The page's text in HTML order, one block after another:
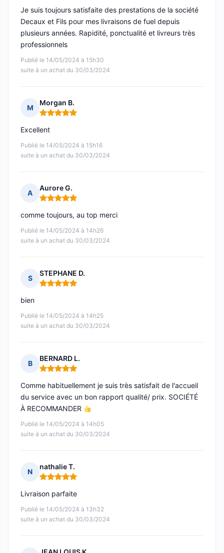
Publié le 14/05/2024 à 15h30
suite à un achat du 30/03/2024
Je suis toujours satisfaite des prestations de la société
Decaux et Fils pour mes livraisons de fuel depuis
plusieurs années. Rapidité, ponctualité et livreurs très
professionnels
M
Morgan B.
Note : 5 sur 5
Publié le 14/05/2024 à 15h16
suite à un achat du 30/03/2024
Excellent
A
Aurore G.
Note : 5 sur 5
Publié le 14/05/2024 à 14h26
suite à un achat du 30/03/2024
comme toujours, au top merci
S
STEPHANE D.
Note : 5 sur 5
Publié le 14/05/2024 à 14h25
suite à un achat du 30/03/2024
bien
B
BERNARD L.
Note : 5 sur 5
Publié le 14/05/2024 à 14h05
suite à un achat du 30/03/2024
Comme habituellement je suis très satisfait de l'accueil
du service avec un bon rapport qualité/ prix. SOCIÉTÉ
À RECOMMANDER
N
nathalie T.
Note : 5 sur 5
Publié le 14/05/2024 à 13h32
suite à un achat du 30/03/2024
Livraison parfaite